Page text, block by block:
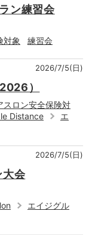
ン練習会
対象 練習会
2026/7/5(日)
）
スロン安全保険対
Distance
エ
2026/7/5(日)
大会
エイジグル